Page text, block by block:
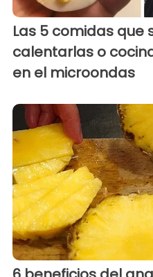
Las 5 comidas que
calentarlas o
en el microondas